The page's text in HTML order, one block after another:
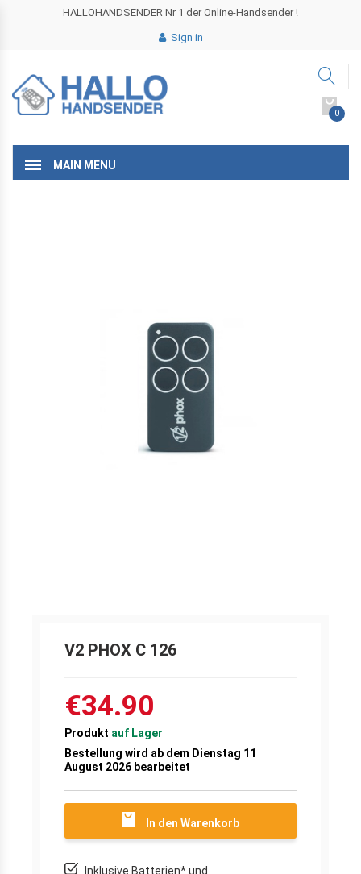
HALLOHANDSENDER Nr 1 der Online-Handsender !
Sign in
0
MAIN MENU
V2 PHOX C 126
€34.90
Produkt auf Lager
Bestellung wird ab dem Dienstag 11
August 2026 bearbeitet
In den Warenkorb
Inklusive Batterien* und